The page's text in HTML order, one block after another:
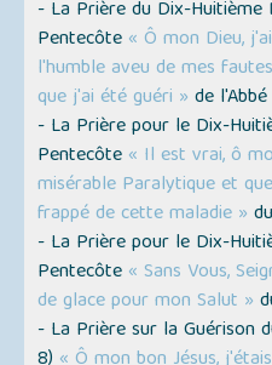
- La Prière du Dix-Huitième
Pentecôte « Ô mon Dieu,
l'humble aveu de mes
que j'ai été guéri » de
- La Prière pour le Dix-
Pentecôte « Il est vrai, ô
misérable Paralytique et
frappé de cette maladie »
- La Prière pour le Dix-
Pentecôte « Sans Vous,
de glace pour mon Salut »
- La Prière sur la Guérison